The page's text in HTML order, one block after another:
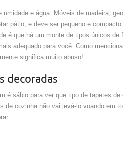
umidade e água. Móveis de madeira,
pátio, e deve ser pequeno e
é que há um monte de tipos únicos
adequado para você. Como
significa muito abuso!
decoradas
é sábio para ver que tipo de tapetes
de cozinha não vai levá-lo voando em